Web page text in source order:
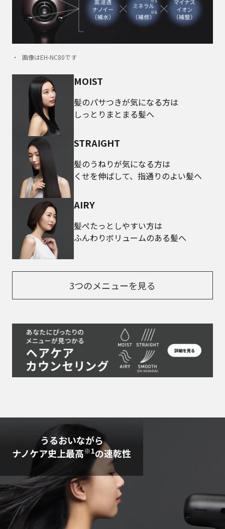
画像はEH-NC80です
MOIST
髪のパサつきが気になる方は
しっとりまとまる髪へ
STRAIGHT
髪のうねりが気になる方は
くせを伸ばして、指通りのよい髪へ
AIRY
髪ぺたっとしやすい方は
ふんわりボリュームのある髪へ
3つのメニューを見る
うるおいながら
ナノケア史上最高※1の速乾性